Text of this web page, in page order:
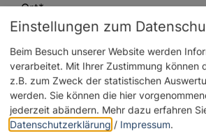
Ort*
Telefon* (ggf. Handynr. für
Einstellungen zum
Beim Besuch unserer Website werden
verarbeitet. Mit Ihrer Zustimmung können
z.B. zum Zweck der statistischen
werden. Sie können die hier
jederzeit abändern. Mehr dazu erfahren
Datenschutzerklärung / Impressum.